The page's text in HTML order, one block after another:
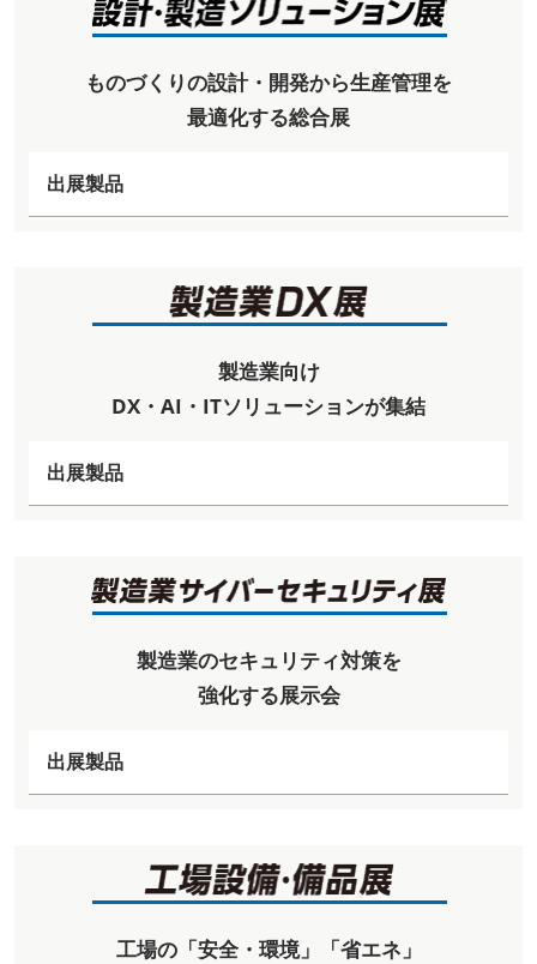
ものづくりの設計・開発から生産管理を
最適化する総合展
出展製品
製造業向け
DX・AI・ITソリューションが集結
出展製品
製造業のセキュリティ対策を
強化する展示会
出展製品
工場の「安全・環境」「省エネ」